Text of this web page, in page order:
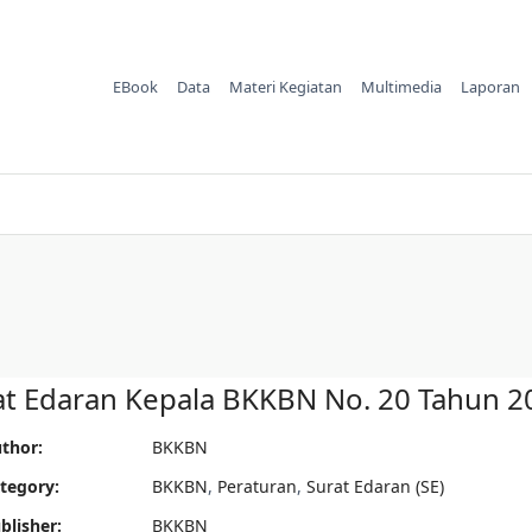
EBook Data Materi Kegiatan Multimedia Laporan
Edaran Kepala BKKBN No. 20 Tahun
BKKBN
BKKBN, Peraturan, Surat Edaran (SE)
BKKBN